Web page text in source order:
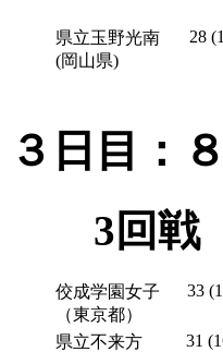
県立玉野光南
(岡山県)
28
３日目：
3回戦
佼成学園女子
（東京都）
33
県立不来方
31